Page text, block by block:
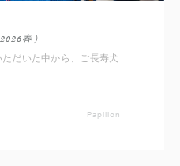
春）
だいた中から、ご長寿犬
Papillon